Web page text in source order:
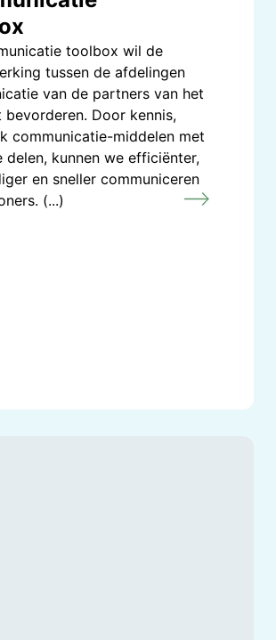
toolbox wil de
tussen de afdelingen
van de partners van het
bevorderen. Door kennis,
communicatie-middelen met
delen, kunnen we efficiënter,
en sneller communiceren
(...)